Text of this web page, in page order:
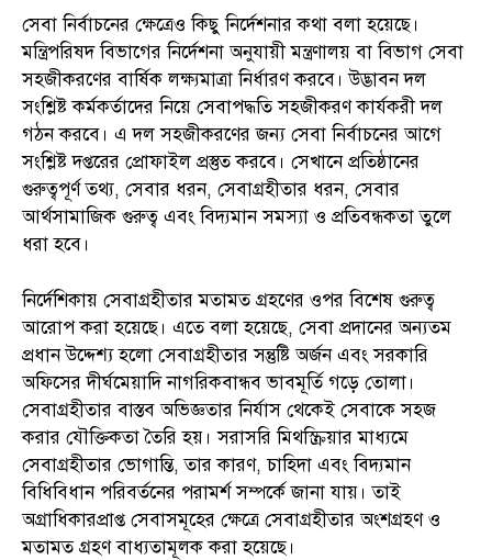
সেবা নির্বাচনের ক্ষেত্রেও কিছু নির্দেশনার কথা বলা হয়েছে।
মন্ত্রিপরিষদ বিভাগের নির্দেশনা অনুযায়ী মন্ত্রণালয় বা বিভাগ সেবা
সহজীকরণের বার্ষিক লক্ষ্যমাত্রা নির্ধারণ করবে। উদ্ভাবন দল
সংশ্লিষ্ট কর্মকর্তাদের নিয়ে সেবাপদ্ধতি সহজীকরণ কার্যকরী দল
গঠন করবে। এ দল সহজীকরণের জন্য সেবা নির্বাচনের আগে
সংশ্লিষ্ট দপ্তরের প্রোফাইল প্রস্তুত করবে। সেখানে প্রতিষ্ঠানের
গুরুত্বপূর্ণ তথ্য, সেবার ধরন, সেবাগ্রহীতার ধরন, সেবার
আর্থসামাজিক গুরুত্ব এবং বিদ্যমান সমস্যা ও প্রতিবন্ধকতা তুলে
ধরা হবে।
নির্দেশিকায় সেবাগ্রহীতার মতামত গ্রহণের ওপর বিশেষ গুরুত্ব
আরোপ করা হয়েছে। এতে বলা হয়েছে, সেবা প্রদানের অন্যতম
প্রধান উদ্দেশ্য হলো সেবাগ্রহীতার সন্তুষ্টি অর্জন এবং সরকারি
অফিসের দীর্ঘমেয়াদি নাগরিকবান্ধব ভাবমূর্তি গড়ে তোলা।
সেবাগ্রহীতার বাস্তব অভিজ্ঞতার নির্যাস থেকেই সেবাকে সহজ
করার যৌক্তিকতা তৈরি হয়। সরাসরি মিথস্ক্রিয়ার মাধ্যমে
সেবাগ্রহীতার ভোগান্তি, তার কারণ, চাহিদা এবং বিদ্যমান
বিধিবিধান পরিবর্তনের পরামর্শ সম্পর্কে জানা যায়। তাই
অগ্রাধিকারপ্রাপ্ত সেবাসমূহের ক্ষেত্রে সেবাগ্রহীতার অংশগ্রহণ ও
মতামত গ্রহণ বাধ্যতামূলক করা হয়েছে।